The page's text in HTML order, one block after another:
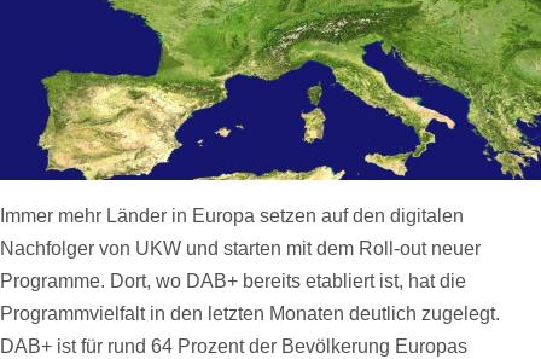
Immer mehr Länder in Europa setzen auf den digitalen
Nachfolger von UKW und starten mit dem Roll-out neuer
Programme. Dort, wo DAB+ bereits etabliert ist, hat die
Programmvielfalt in den letzten Monaten deutlich zugelegt.
DAB+ ist für rund 64 Prozent der Bevölkerung Europas